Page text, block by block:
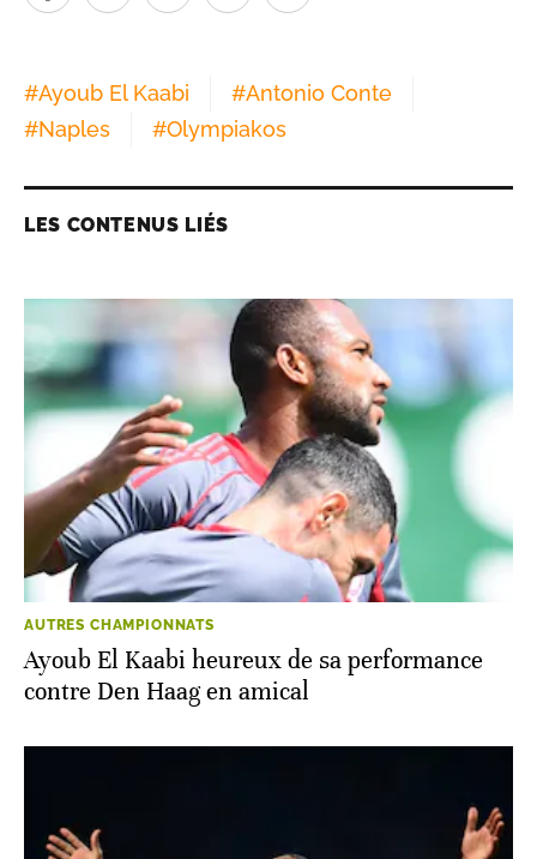
#Ayoub El Kaabi #Antonio Conte
#Naples #Olympiakos
LES CONTENUS LIÉS
AUTRES CHAMPIONNATS
Ayoub El Kaabi heureux de sa performance
contre Den Haag en amical